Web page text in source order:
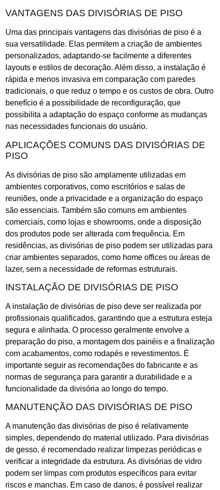
VANTAGENS DAS DIVISÓRIAS DE PISO
Uma das principais vantagens das divisórias de piso é a
sua versatilidade. Elas permitem a criação de ambientes
personalizados, adaptando-se facilmente a diferentes
layouts e estilos de decoração. Além disso, a instalação é
rápida e menos invasiva em comparação com paredes
tradicionais, o que reduz o tempo e os custos de obra. Outro
benefício é a possibilidade de reconfiguração, que
possibilita a adaptação do espaço conforme as mudanças
nas necessidades funcionais do usuário.
APLICAÇÕES COMUNS DAS DIVISÓRIAS DE
PISO
As divisórias de piso são amplamente utilizadas em
ambientes corporativos, como escritórios e salas de
reuniões, onde a privacidade e a organização do espaço
são essenciais. Também são comuns em ambientes
comerciais, como lojas e showrooms, onde a disposição
dos produtos pode ser alterada com frequência. Em
residências, as divisórias de piso podem ser utilizadas para
criar ambientes separados, como home offices ou áreas de
lazer, sem a necessidade de reformas estruturais.
INSTALAÇÃO DE DIVISÓRIAS DE PISO
A instalação de divisórias de piso deve ser realizada por
profissionais qualificados, garantindo que a estrutura esteja
segura e alinhada. O processo geralmente envolve a
preparação do piso, a montagem dos painéis e a finalização
com acabamentos, como rodapés e revestimentos. É
importante seguir as recomendações do fabricante e as
normas de segurança para garantir a durabilidade e a
funcionalidade da divisória ao longo do tempo.
MANUTENÇÃO DAS DIVISÓRIAS DE PISO
A manutenção das divisórias de piso é relativamente
simples, dependendo do material utilizado. Para divisórias
de gesso, é recomendado realizar limpezas periódicas e
verificar a integridade da estrutura. As divisórias de vidro
podem ser limpas com produtos específicos para evitar
riscos e manchas. Em caso de danos, é possível realizar